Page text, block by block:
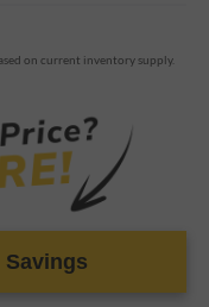
on current inventory supply.